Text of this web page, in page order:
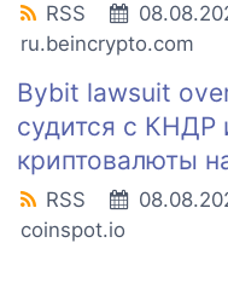
RSS
ru.beincrypto.com
Bybit lawsuit
судится с КНДР
криптовалюты
RSS
coinspot.io